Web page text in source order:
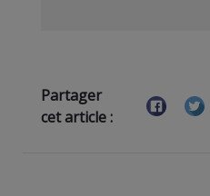
Partager
cet article :